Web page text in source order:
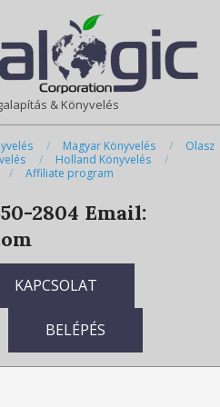
& Könyvelés
Magyar Könyvelés
Olasz
Holland Könyvelés
Affiliate program
2804 Email:
KAPCSOLAT
BELÉPÉS